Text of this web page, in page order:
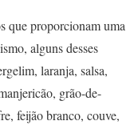
que proporcionam uma
alguns desses
laranja, salsa,
grão-de-
feijão branco, couve,